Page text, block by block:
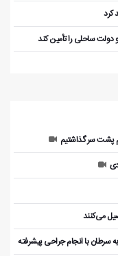
کرد
دولت ساحلی را تأمین کند
پشت سر گذاشتیم
سرطان با انجام جراحی پیشرفته